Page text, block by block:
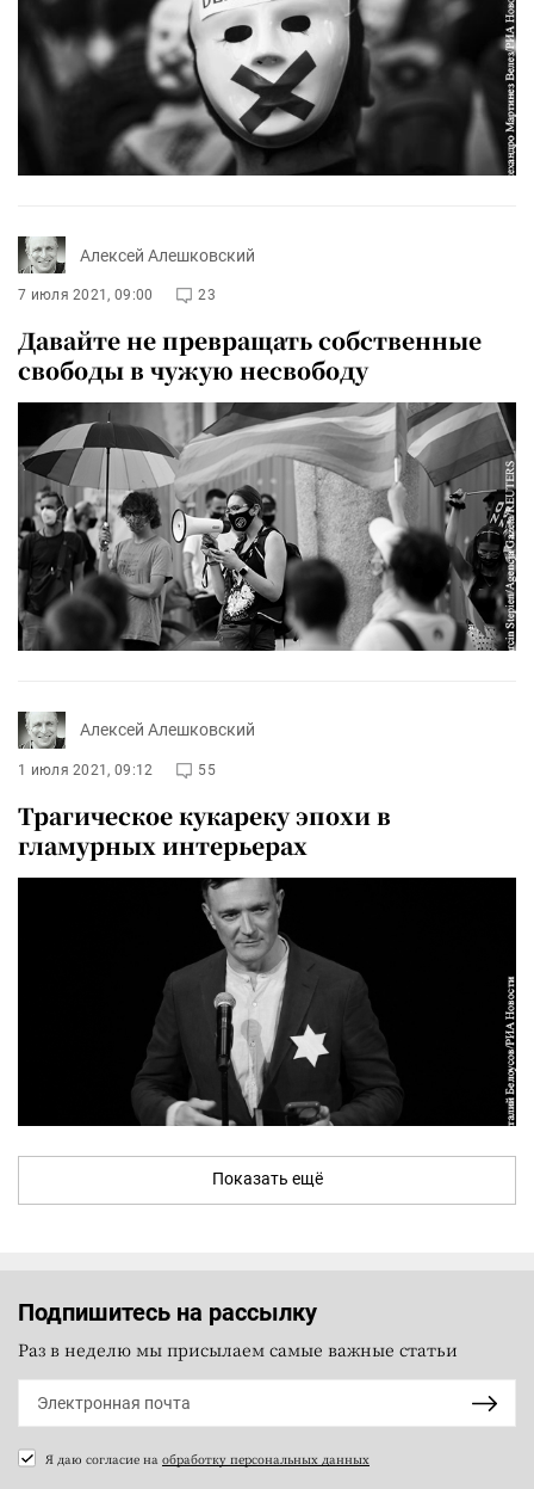
Алексей Алешковский
7 июля 2021, 09:00 23
Давайте не превращать собственные
свободы в чужую несвободу
Алексей Алешковский
1 июля 2021, 09:12 55
Трагическое кукареку эпохи в
гламурных интерьерах
Показать ещё
Подпишитесь на рассылку
Раз в неделю мы присылаем самые важные статьи
Я даю согласие на обработку персональных данных